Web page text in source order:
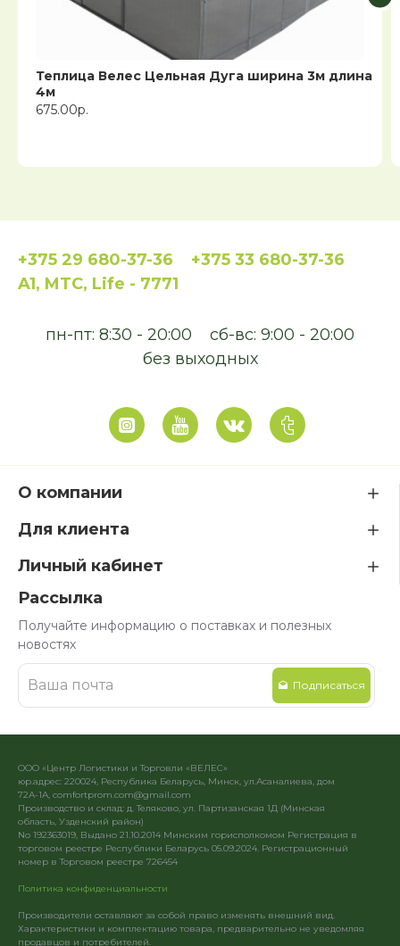
Теплица Велес Цельная Дуга ширина 3м длина
4м
675.00р.
+375 29 680-37-36
+375 33 680-37-36
A1, MTC, Life - 7771
пн-пт: 8:30 - 20:00
сб-вс: 9:00 - 20:00
без выходных
О компании
Для клиента
Личный кабинет
Рассылка
Получайте информацию о поставках и полезных
новостях
Подписаться
ООО «Центр Логистики и Торговли «ВЕЛЕС»
юр.адрес: 220024, Республика Беларусь, Минск, ул.Асаналиева, дом
72А-1А, comfortprom.com@gmail.com
Производство и склад: д. Теляково, ул. Партизанская 1Д (Минская
область, Узденский район)
No 192363019, Выдано 21.10.2014 Минским горисполкомом Регистрация в
торговом реестре Республики Беларусь 05.09.2024. Регистрационный
номер в Торговом реестре 726454
Политика конфиденциальности
Производители оставляют за собой право изменять внешний вид.
Характеристики и комплектацию товара, предварительно не уведомляя
продавцов и потребителей.